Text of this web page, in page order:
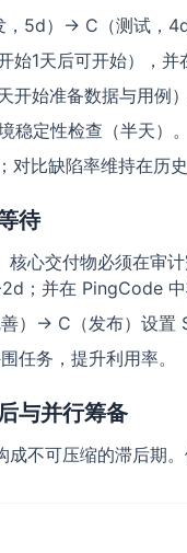
5d）→ C（测试，
1天后可开始），并
始准备数据与用例）
定性检查（半天）。
比缺陷率维持在历
待
心交付物必须在审
；并在 PingCode 中
）→ C（发布）设置
任务，提升利用率。
与并行筹备
不可压缩的滞后期